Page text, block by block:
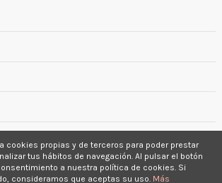
cookies propias y de terceros para poder prestar
tus hábitos de navegación. Al pulsar el botón
a nuestra política de cookies. Si
consideramos que aceptas su uso. Más